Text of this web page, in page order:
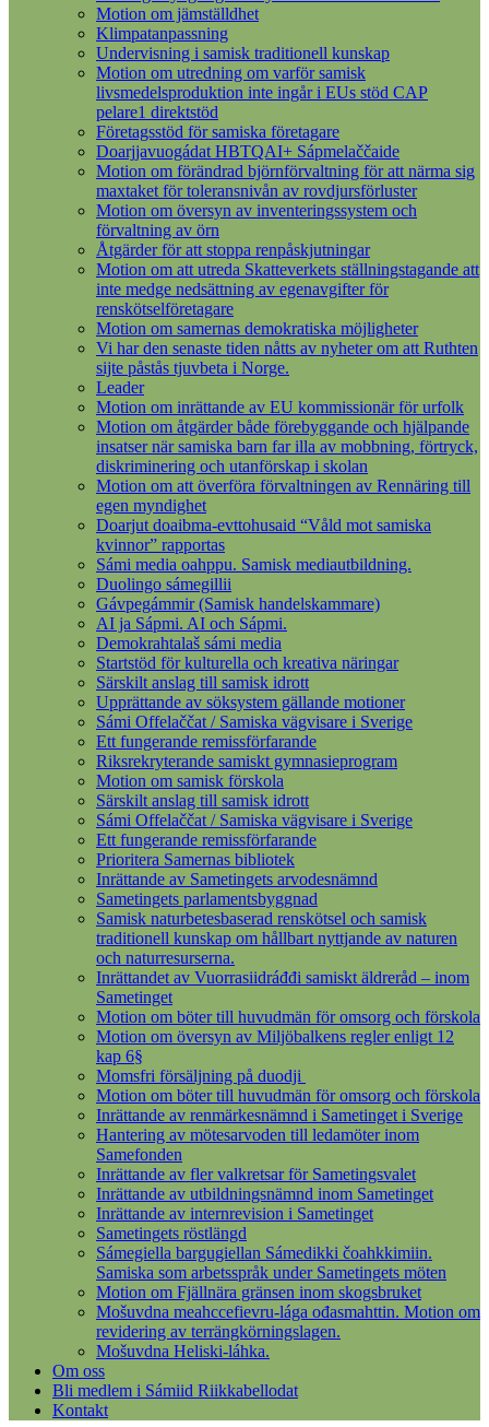
Motion om jämställdhet
Klimpatanpassning
Undervisning i samisk traditionell kunskap
Motion om utredning om varför samisk
livsmedelsproduktion inte ingår i EUs stöd CAP
pelare1 direktstöd
Företagsstöd för samiska företagare
Doarjjavuogádat HBTQAI+ Sápmelaččaide
Motion om förändrad björnförvaltning för att närma sig
maxtaket för toleransnivån av rovdjursförluster
Motion om översyn av inventeringssystem och
förvaltning av örn
Åtgärder för att stoppa renpåskjutningar
Motion om att utreda Skatteverkets ställningstagande att
inte medge nedsättning av egenavgifter för
renskötselföretagare
Motion om samernas demokratiska möjligheter
Vi har den senaste tiden nåtts av nyheter om att Ruthten
sijte påstås tjuvbeta i Norge.
Leader
Motion om inrättande av EU kommissionär för urfolk
Motion om åtgärder både förebyggande och hjälpande
insatser när samiska barn far illa av mobbning, förtryck,
diskriminering och utanförskap i skolan
Motion om att överföra förvaltningen av Rennäring till
egen myndighet
Doarjut doaibma-evttohusaid “Våld mot samiska
kvinnor” rapportas
Sámi media oahppu. Samisk mediautbildning.
Duolingo sámegillii
Gávpegámmir (Samisk handelskammare)
AI ja Sápmi. AI och Sápmi.
Demokrahtalaš sámi media
Startstöd för kulturella och kreativa näringar
Särskilt anslag till samisk idrott
Upprättande av söksystem gällande motioner
Sámi Offelaččat / Samiska vägvisare i Sverige
Ett fungerande remissförfarande
Riksrekryterande samiskt gymnasieprogram
Motion om samisk förskola
Särskilt anslag till samisk idrott
Sámi Offelaččat / Samiska vägvisare i Sverige
Ett fungerande remissförfarande
Prioritera Samernas bibliotek
Inrättande av Sametingets arvodesnämnd
Sametingets parlamentsbyggnad
Samisk naturbetesbaserad renskötsel och samisk
traditionell kunskap om hållbart nyttjande av naturen
och naturresurserna.
Inrättandet av Vuorrasiidráđđi samiskt äldreråd – inom
Sametinget
Motion om böter till huvudmän för omsorg och förskola
Motion om översyn av Miljöbalkens regler enligt 12
kap 6§
Momsfri försäljning på duodji
Motion om böter till huvudmän för omsorg och förskola
Inrättande av renmärkesnämnd i Sametinget i Sverige
Hantering av mötesarvoden till ledamöter inom
Samefonden
Inrättande av fler valkretsar för Sametingsvalet
Inrättande av utbildningsnämnd inom Sametinget
Inrättande av internrevision i Sametinget
Sametingets röstlängd
Sámegiella bargugiellan Sámedikki čoahkkimiin.
Samiska som arbetsspråk under Sametingets möten
Motion om Fjällnära gränsen inom skogsbruket
Mošuvdna meahccefievru-lága ođasmahttin. Motion om
revidering av terrängkörningslagen.
Mošuvdna Heliski-láhka.
Om oss
Bli medlem i Sámiid Riikkabellodat
Kontakt